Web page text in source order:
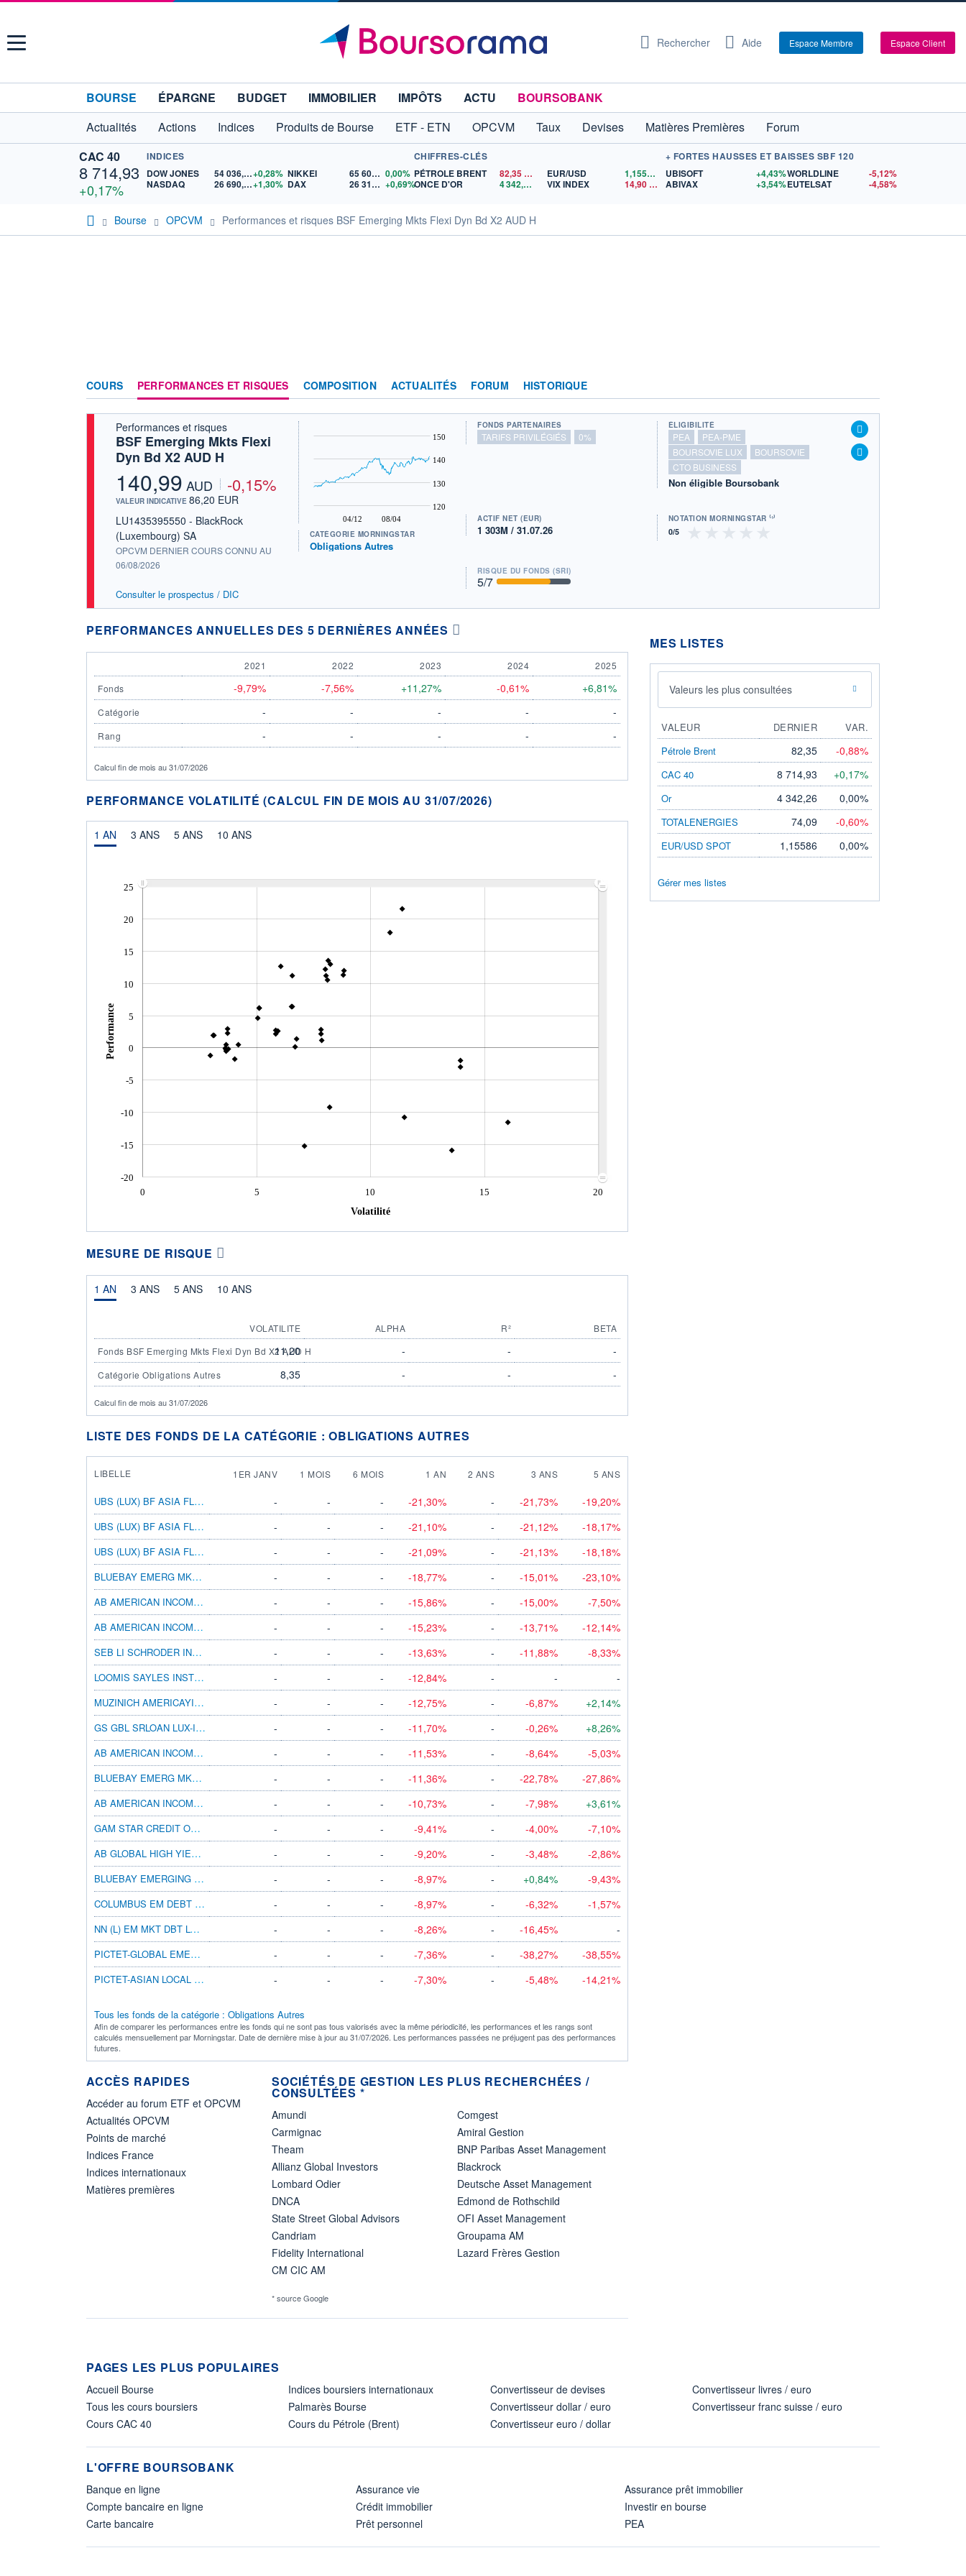
Menu Rechercher Aide Espace Membre Espace Client
BOURSE ÉPARGNE BUDGET IMMOBILIER IMPÔTS ACTU
BOURSOBANK
Actualités
Actions Indices Produits de Bourse ETF - ETN OPCVM Taux Devises Matières Premières
Forum
CAC 40
8 714,93
+0,17%
INDICES
DOW JONES
54 036,93+0,28%
NASDAQ
26 690,62+1,30%
NIKKEI 65 606,71 0,00%
DAX
26 319,45 +0,69%
CHIFFRES-CLÉS
PÉTROLE BRENT
82,35$US
ONCE D'OR
4 342,26 $US
EUR/USD 1,1559$US
VIX INDEX
14,90
+ FORTES HAUSSES ET BAISSES SBF 120
UBISOFT
+4,43%
ABIVAX
+3,54%
WORLDLINE
-5,12%
EUTELSAT
-4,58%
Bourse OPCVM Performances et risques BSF Emerging Mkts Flexi Dyn Bd X2 AUD H
COURS PERFORMANCES ET RISQUES COMPOSITION ACTUALITÉS FORUM HISTORIQUE
Performances et risques
BSF Emerging Mkts Flexi
Dyn Bd X2 AUD H
140,99 AUD -0,15%
VALEUR INDICATIVE 86,20 EUR
LU1435395550 - BlackRock
(Luxembourg) SA
OPCVM DERNIER COURS CONNU AU
06/08/2026
Consulter le prospectus / DIC
04/12 08/04
120
130
140
150
CATÉGORIE MORNINGSTAR
Obligations Autres
FONDS PARTENAIRES
TARIFS PRIVILÉGIÉS 0%
ÉLIGIBILITÉ
PEA
PEA-PME
BOURSOVIE LUX
BOURSOVIE
CTO BUSINESS
Non éligible Boursobank
ACTIF NET (EUR)
1 303M / 31.07.26
NOTATION MORNINGSTAR ⁽¹⁾
RISQUE DU FONDS (SRI)
5/7
PERFORMANCES ANNUELLES DES 5 DERNIÈRES ANNÉES
2021 2022 2023 2024
2025
Fonds
-9,79% -7,56% +11,27% -0,61% +6,81%
Catégorie - - - - -
Rang - - - - -
Calcul fin de mois au 31/07/2026
PERFORMANCE VOLATILITÉ (CALCUL FIN DE MOIS AU 31/07/2026)
1 AN 3 ANS 5 ANS 10 ANS
-20
-15
-10
-5
0
5
10
15
20
25
Performance
0 5 10 15
20
Volatilité
MESURE DE RISQUE
1 AN 3 ANS 5 ANS 10 ANS
VOLATILITE ALPHA R²
BETA
Fonds BSF Emerging Mkts Flexi Dyn Bd X2 AUD H
11,20 - - -
Catégorie Obligations Autres 8,35 - - -
Calcul fin de mois au 31/07/2026
LISTE DES FONDS DE LA CATÉGORIE : OBLIGATIONS AUTRES
LIBELLE 1ER JANV 1 MOIS 6 MOIS 1 AN 2 ANS 3 ANS 5 ANS
UBS (LUX) BF ASIA FLEXIBLE EURH N ACC - - - -21,30% - -21,73%
-19,20%
UBS (LUX) BF ASIA FLEXIBLE EURH P ACC
- - - -21,10% - -21,12%
-18,17%
UBS (LUX) BF ASIA FLEXIBLE EURH P DIS
- - - -21,09% - -21,13%
-18,18%
BLUEBAY EMERG MKT LCL CCY BD B GBP
- - - -18,77% - -15,01%
-23,10%
AB AMERICAN INCOME BT GBP H
- - - -15,86% - -15,00%
-7,50%
AB AMERICAN INCOME BT EUR H
- - - -15,23% - -13,71%
-12,14%
SEB LI SCHRODER INTL SEL US DOLLAR BDEUR
- - - -13,63% - -11,88%
-8,33%
LOOMIS SAYLES INSTL HIGH INC I/A USD
- - - -12,84% - -
-
MUZINICH AMERICAYIELD HGBP INC A
- - - -12,75% - -6,87%
+2,14%
GS GBL SRLOAN LUX-I DISM JPY(HG I)
- - - -11,70% - -0,26%
+8,26%
AB AMERICAN INCOME BT AUD H
- - - -11,53% - -8,64%
-5,03%
BLUEBAY EMERG MKT LCL CCY BD I EUR (AID)
- - - -11,36% - -22,78%
-27,86%
AB AMERICAN INCOME BT CAD H
- - - -10,73% - -7,98%
+3,61%
GAM STAR CREDIT OPPS (GBP) GBP ACC
- - - -9,41% - -4,00%
-7,10%
AB GLOBAL HIGH YIELD BT CAD H
- - - -9,20% - -3,48%
-2,86%
BLUEBAY EMERGING MKT CORP BD R SEK
- - - -8,97% - +0,84%
-9,43%
COLUMBUS EM DEBT INVESTMENT GRADE
- - - -8,97% - -6,32%
-1,57%
NN (L) EM MKT DBT LC I CAP PLN H I
- - - -8,26% - -16,45%
-
PICTET-GLOBAL EMERGING DEBT HI JPY
- - - -7,36% - -38,27%
-38,55%
PICTET-ASIAN LOCAL CCY DEBT HP EUR
- - - -7,30% - -5,48% -14,21%
Tous les fonds de la catégorie : Obligations Autres
Afin de comparer les performances entre les fonds qui ne sont pas tous valorisés avec la même périodicité, les performances et les rangs sont
calculés mensuellement par Morningstar. Date de dernière mise à jour au 31/07/2026. Les performances passées ne préjugent pas des performances
futures.
ACCÈS RAPIDES
Accéder au forum ETF et OPCVM
Actualités OPCVM
Points de marché
Indices France
Indices internationaux
Matières premières
SOCIÉTÉS DE GESTION LES PLUS RECHERCHÉES /
CONSULTÉES *
Amundi
Carmignac
Theam
Allianz Global Investors
Lombard Odier
DNCA
State Street Global Advisors
Candriam
Fidelity International
CM CIC AM
Comgest
Amiral Gestion
BNP Paribas Asset Management
Blackrock
Deutsche Asset Management
Edmond de Rothschild
OFI Asset Management
Groupama AM
Lazard Frères Gestion
* source Google
MES LISTES
Valeurs les plus consultées
VALEUR DERNIER
VAR.
Pétrole Brent
82,35 -0,88%
CAC 40 8 714,93 +0,17%
Or 4 342,26 0,00%
TOTALENERGIES 74,09 -0,60%
EUR/USD SPOT 1,15586 0,00%
Gérer mes listes
PAGES LES PLUS POPULAIRES
Accueil Bourse
Tous les cours boursiers
Cours CAC 40
Indices boursiers internationaux
Palmarès Bourse
Cours du Pétrole (Brent)
Convertisseur de devises
Convertisseur dollar / euro
Convertisseur euro / dollar
Convertisseur livres / euro
Convertisseur franc suisse / euro
L'OFFRE BOURSOBANK
Banque en ligne
Compte bancaire en ligne
Carte bancaire
Assurance vie
Crédit immobilier
Prêt personnel
Assurance prêt immobilier
Investir en bourse
PEA